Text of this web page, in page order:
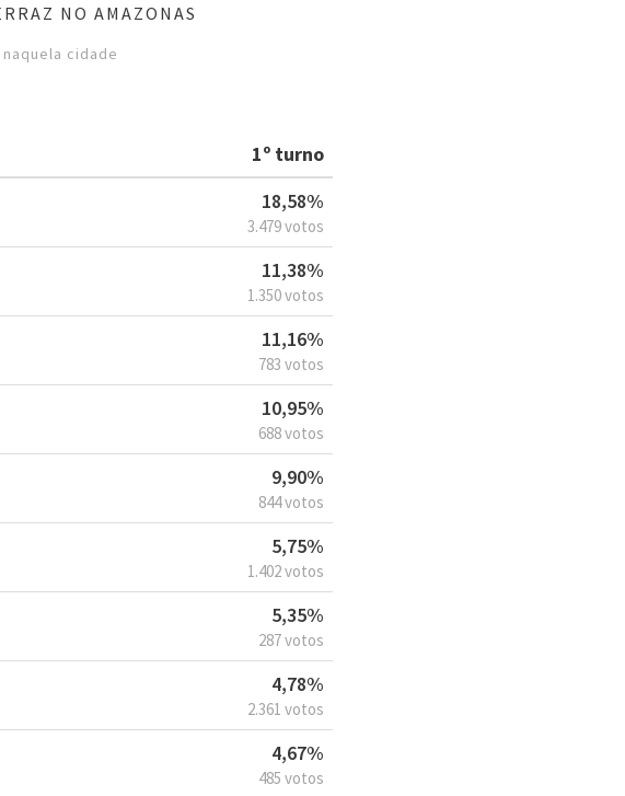
NO AMAZONAS
cidade
1º turno
18,58%
3.479 votos
11,38%
1.350 votos
11,16%
783 votos
10,95%
688 votos
9,90%
844 votos
5,75%
1.402 votos
5,35%
287 votos
4,78%
2.361 votos
4,67%
485 votos